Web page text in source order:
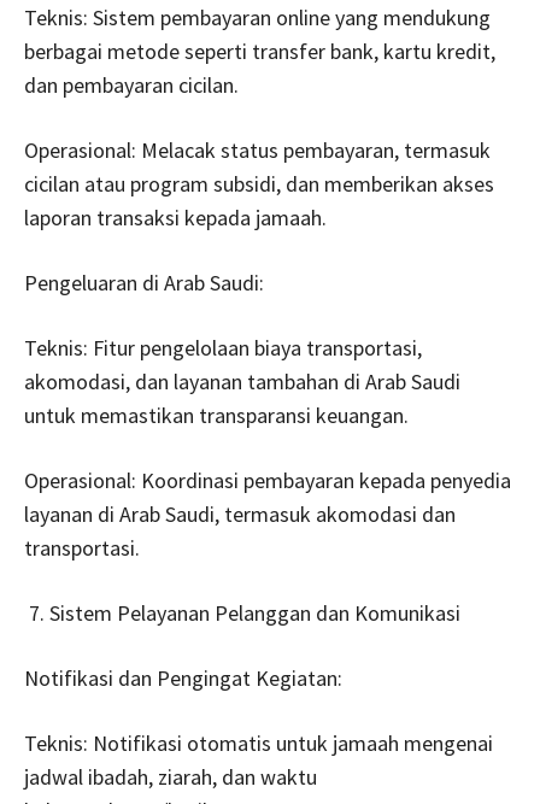
Teknis: Sistem pembayaran online yang mendukung
berbagai metode seperti transfer bank, kartu kredit,
dan pembayaran cicilan.
Operasional: Melacak status pembayaran, termasuk
cicilan atau program subsidi, dan memberikan akses
laporan transaksi kepada jamaah.
Pengeluaran di Arab Saudi:
Teknis: Fitur pengelolaan biaya transportasi,
akomodasi, dan layanan tambahan di Arab Saudi
untuk memastikan transparansi keuangan.
Operasional: Koordinasi pembayaran kepada penyedia
layanan di Arab Saudi, termasuk akomodasi dan
transportasi.
Sistem Pelayanan Pelanggan dan Komunikasi
Notifikasi dan Pengingat Kegiatan:
Teknis: Notifikasi otomatis untuk jamaah mengenai
jadwal ibadah, ziarah, dan waktu